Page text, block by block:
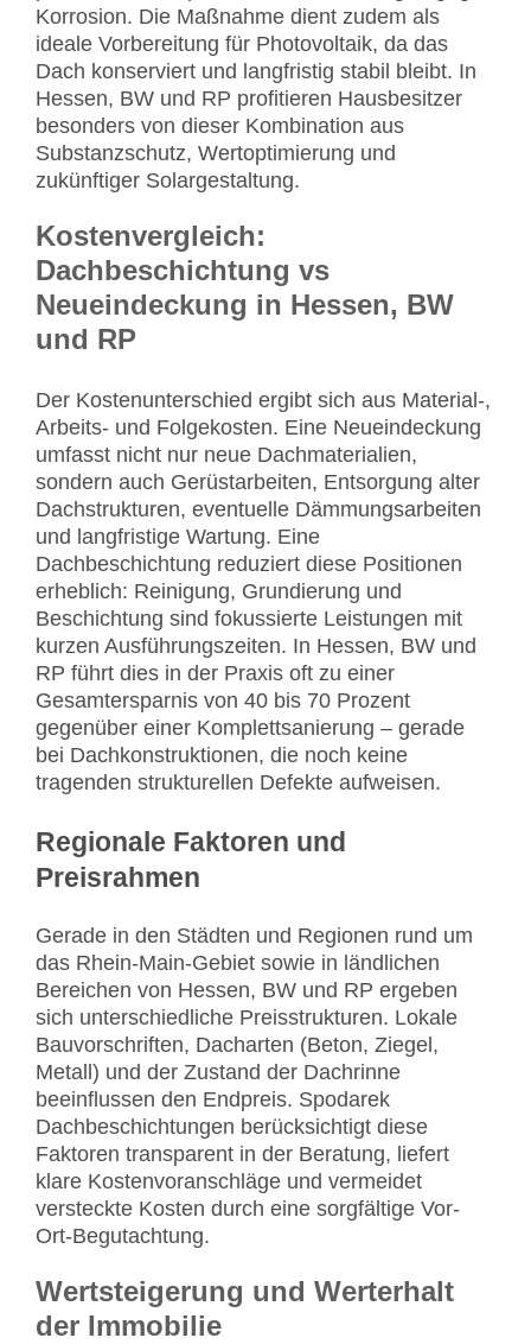
Korrosion. Die Maßnahme dient zudem als
ideale Vorbereitung für Photovoltaik, da das
Dach konserviert und langfristig stabil bleibt. In
Hessen, BW und RP profitieren Hausbesitzer
besonders von dieser Kombination aus
Substanzschutz, Wertoptimierung und
zukünftiger Solargestaltung.
Kostenvergleich:
Dachbeschichtung vs
Neueindeckung in Hessen, BW
und RP
Der Kostenunterschied ergibt sich aus Material-,
Arbeits- und Folgekosten. Eine Neueindeckung
umfasst nicht nur neue Dachmaterialien,
sondern auch Gerüstarbeiten, Entsorgung alter
Dachstrukturen, eventuelle Dämmungsarbeiten
und langfristige Wartung. Eine
Dachbeschichtung reduziert diese Positionen
erheblich: Reinigung, Grundierung und
Beschichtung sind fokussierte Leistungen mit
kurzen Ausführungszeiten. In Hessen, BW und
RP führt dies in der Praxis oft zu einer
Gesamtersparnis von 40 bis 70 Prozent
gegenüber einer Komplettsanierung – gerade
bei Dachkonstruktionen, die noch keine
tragenden strukturellen Defekte aufweisen.
Regionale Faktoren und
Preisrahmen
Gerade in den Städten und Regionen rund um
das Rhein-Main-Gebiet sowie in ländlichen
Bereichen von Hessen, BW und RP ergeben
sich unterschiedliche Preisstrukturen. Lokale
Bauvorschriften, Dacharten (Beton, Ziegel,
Metall) und der Zustand der Dachrinne
beeinflussen den Endpreis. Spodarek
Dachbeschichtungen berücksichtigt diese
Faktoren transparent in der Beratung, liefert
klare Kostenvoranschläge und vermeidet
versteckte Kosten durch eine sorgfältige Vor-
Ort-Begutachtung.
Wertsteigerung und Werterhalt
der Immobilie